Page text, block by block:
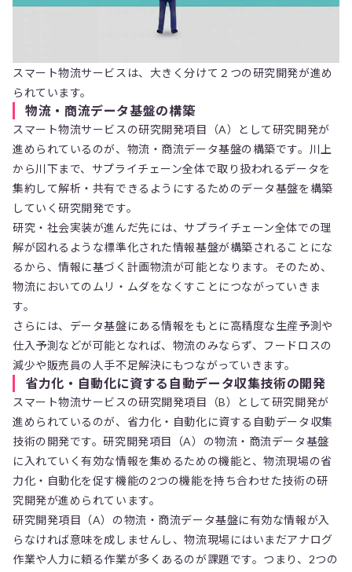
スマート物流サービスは、大きく分けて２つの研究開発が進め
られています。
物流・商流データ基盤の構築
スマート物流サービスの研究開発項目（A）として研究開発が
進められているのが、物流・商流データ基盤の構築です。川上
から川下まで、サプライチェーン全体で取り扱われるデータを
集約して解析・共有できるようにするためのデータ基盤を構築
していく研究開発です。
研究・社会実装が進んだ先には、サプライチェーン全体での理
解が図れるような標準化された情報基盤が構築されることにな
るから、情報に基づく計画物流が可能となります。そのため、
物流においてのムリ・ムダをなくすことにつながっていきま
す。
さらには、データ基盤にある情報をもとに高精度な生産予測や
仕入予測などが可能となれば、物流のみならず、フードロスの
減少や販売員の人手不足解決にもつながっていきます。
省力化・自動化に資する自動データ収集技術の開発
スマート物流サービスの研究開発項目（B）として研究開発が
進められているのが、省力化・自動化に資する自動データ収集
技術の開発です。研究開発項目（A）の物流・商流データ基盤
に入れていく有効な情報を集めるための機能と、物流現場の省
力化・自動化を促す機能の2つの機能を持ち合わせた技術の研
究開発が進められています。
研究開発項目（A）の物流・商流データ基盤に有効な情報が入
らなければ意味を成しませんし、物流現場にはいまだアナログ
作業や人力に頼る作業が多くあるのが課題です。つまり、2つの